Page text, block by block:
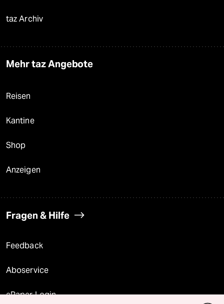
taz Archiv
Mehr taz Angebote
Reisen
Kantine
Shop
Anzeigen
Fragen & Hilfe
Feedback
Aboservice
ePaper Login